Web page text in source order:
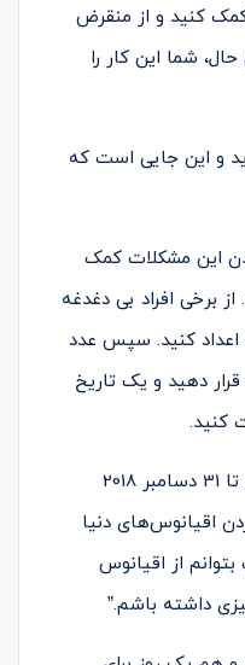
کنید و از منقرض
شما این کار را
و این جایی است که
این مشکلات کمک
برخی افراد بی دغدغه
کنید. سپس عدد
دهید و یک تاریخ
کنید.
“من می­خواهم 103.467.37 دلار را تا 31 دسامبر 2018
اقیانوس‌های دنیا
از اقیانوس
داشته باشم.”